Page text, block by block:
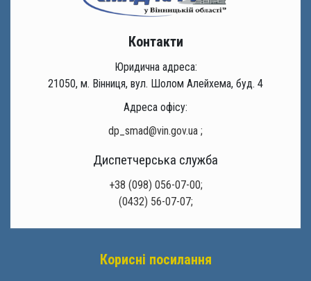
Контакти
Юридична адреса:
21050, м. Вінниця, вул. Шолом Алейхема, буд. 4
Адреса офісу:
dp_smad@vin.gov.ua ;
Диспетчерська служба
+38 (098) 056-07-00;
(0432) 56-07-07;
Корисні посилання